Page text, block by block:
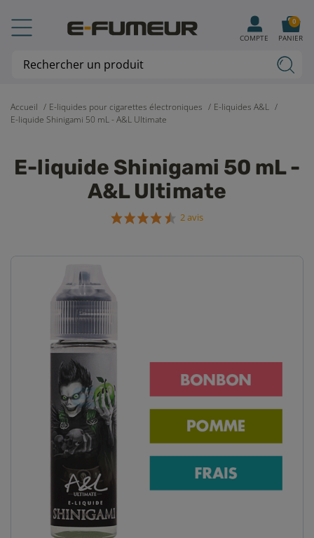
Accueil E-liquides pour cigarettes électroniques
E-liquides A&L
E-liquide Shinigami 50 mL - A&L Ultimate
E-liquide Shinigami 50 mL -
A&L Ultimate
2 avis
COMPTE PANIER
0